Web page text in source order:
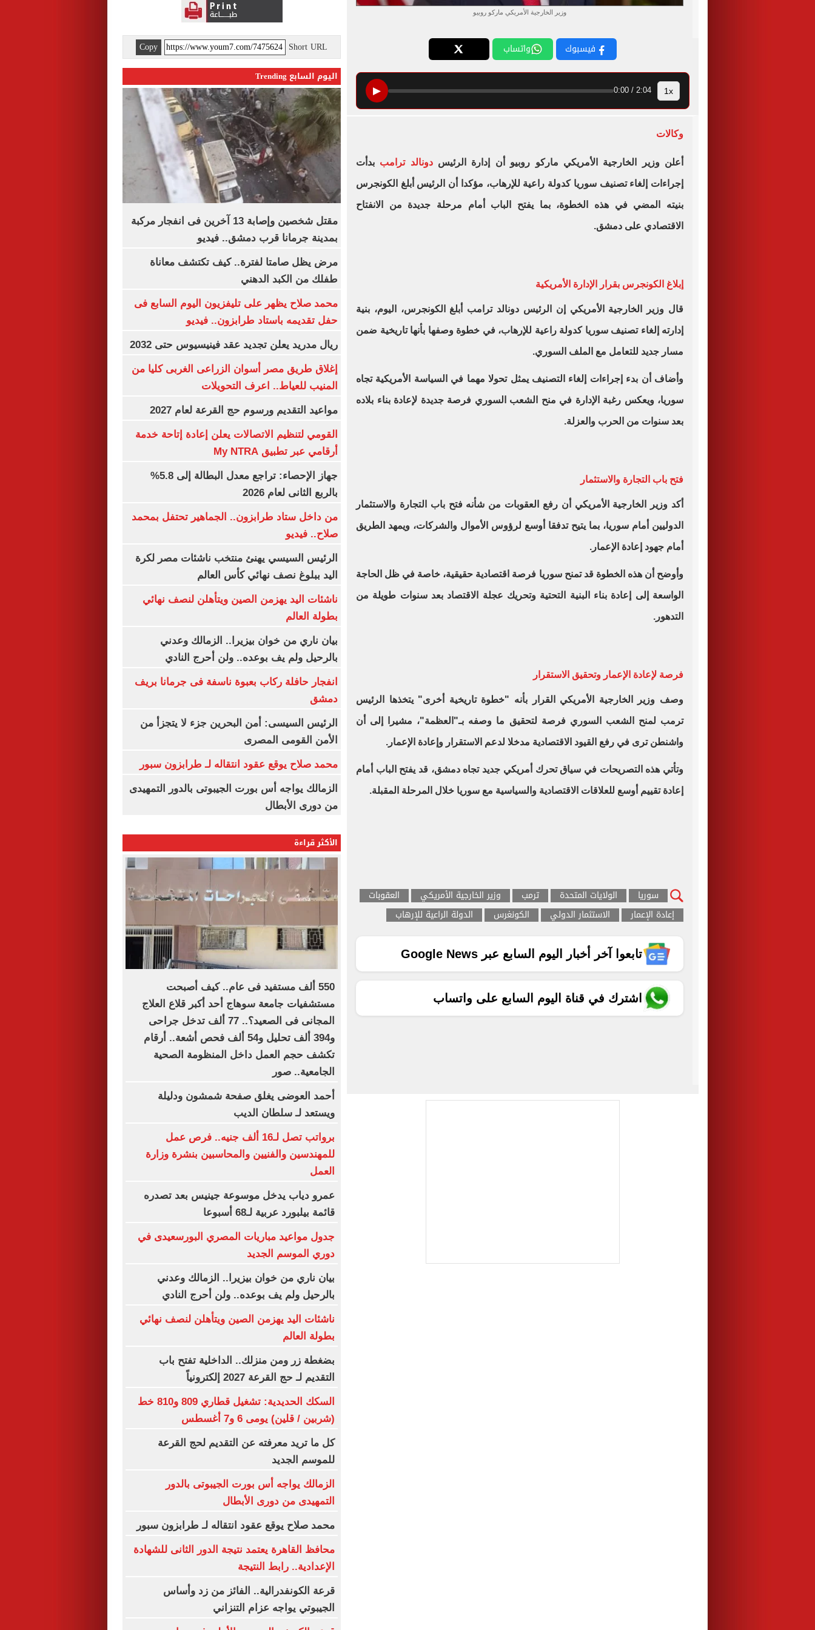
وزير الخارجية الأمريكي ماركو روبيو
فيسبوك واتساب
▶ 2:04 / 0:00 1x
وكالات
أعلن وزير الخارجية الأمريكي ماركو روبيو أن إدارة الرئيسدونالد ترامب بدأت
إجراءات إلغاء تصنيف سوريا كدولة راعية للإرهاب، مؤكدا أن الرئيس أبلغ الكونجرس
بنيته المضي في هذه الخطوة، بما يفتح الباب أمام مرحلة جديدة من الانفتاح
الاقتصادي على دمشق.
إبلاغ الكونجرس بقرار الإدارة الأمريكية
قال وزير الخارجية الأمريكي إن الرئيس دونالد ترامب أبلغ الكونجرس، اليوم، بنية
إدارته إلغاء تصنيف سوريا كدولة راعية للإرهاب، في خطوة وصفها بأنها تاريخية ضمن
مسار جديد للتعامل مع الملف السوري.
وأضاف أن بدء إجراءات إلغاء التصنيف يمثل تحولا مهما في السياسة الأمريكية تجاه
سوريا، ويعكس رغبة الإدارة في منح الشعب السوري فرصة جديدة لإعادة بناء بلاده
بعد سنوات من الحرب والعزلة.
فتح باب التجارة والاستثمار
أكد وزير الخارجية الأمريكي أن رفع العقوبات من شأنه فتح باب التجارة والاستثمار
الدوليين أمام سوريا، بما يتيح تدفقا أوسع لرؤوس الأموال والشركات، ويمهد الطريق
أمام جهود إعادة الإعمار.
وأوضح أن هذه الخطوة قد تمنح سوريا فرصة اقتصادية حقيقية، خاصة في ظل الحاجة
الواسعة إلى إعادة بناء البنية التحتية وتحريك عجلة الاقتصاد بعد سنوات طويلة من
التدهور.
فرصة لإعادة الإعمار وتحقيق الاستقرار
وصف وزير الخارجية الأمريكي القرار بأنه "خطوة تاريخية أخرى" يتخذها الرئيس
ترمب لمنح الشعب السوري فرصة لتحقيق ما وصفه بـ"العظمة"، مشيرا إلى أن
واشنطن ترى في رفع القيود الاقتصادية مدخلا لدعم الاستقرار وإعادة الإعمار.
وتأتي هذه التصريحات في سياق تحرك أمريكي جديد تجاه دمشق، قد يفتح الباب أمام
إعادة تقييم أوسع للعلاقات الاقتصادية والسياسية مع سوريا خلال المرحلة المقبلة.
سوريا الولايات المتحدة ترمب وزير الخارجية الأمريكي
العقوبات
إعادة الإعمار
الاستثمار الدولي الكونغرس الدولة الراعية للإرهاب
تابعوا آخر أخبار اليوم السابع عبر Google News
اشترك في قناة اليوم السابع على واتساب
Short URL
Copy
اليوم السابع Trending
مقتل شخصين وإصابة 13 آخرين فى انفجار مركبة
بمدينة جرمانا قرب دمشق.. فيديو
مرض يظل صامتا لفترة.. كيف تكتشف معاناة
طفلك من الكبد الدهني
محمد صلاح يظهر على تليفزيون اليوم السابع فى
حفل تقديمه باستاد طرابزون.. فيديو
ريال مدريد يعلن تجديد عقد فينيسيوس حتى 2032
إغلاق طريق مصر أسوان الزراعى الغربى كليا من
المنيب للعياط.. اعرف التحويلات
مواعيد التقديم ورسوم حج القرعة لعام 2027
القومي لتنظيم الاتصالات يعلن إعادة إتاحة خدمة
أرقامي عبر تطبيق My NTRA
جهاز الإحصاء: تراجع معدل البطالة إلى 5.8%
بالربع الثانى لعام 2026
من داخل ستاد طرابزون.. الجماهير تحتفل بمحمد
صلاح.. فيديو
الرئيس السيسي يهنئ منتخب ناشئات مصر لكرة
اليد ببلوغ نصف نهائي كأس العالم
ناشئات اليد يهزمن الصين ويتأهلن لنصف نهائي
بطولة العالم
بيان ناري من خوان بيزيرا.. الزمالك وعدني
بالرحيل ولم يف بوعده.. ولن أحرج النادي
انفجار حافلة ركاب بعبوة ناسفة فى جرمانا بريف
دمشق
الرئيس السيسى: أمن البحرين جزء لا يتجزأ من
الأمن القومى المصرى
محمد صلاح يوقع عقود انتقاله لـ طرابزون سبور
الزمالك يواجه أس بورت الجيبوتى بالدور التمهيدى
من دورى الأبطال
الأكثر قراءة
550 ألف مستفيد فى عام.. كيف أصبحت
مستشفيات جامعة سوهاج أحد أكبر قلاع العلاج
المجانى فى الصعيد؟.. 77 ألف تدخل جراحى
و394 ألف تحليل و54 ألف فحص أشعة.. أرقام
تكشف حجم العمل داخل المنظومة الصحية
الجامعية.. صور
أحمد العوضى يغلق صفحة شمشون ودليلة
ويستعد لـ سلطان الديب
برواتب تصل لـ16 ألف جنيه.. فرص عمل
للمهندسين والفنيين والمحاسبين بنشرة وزارة
العمل
عمرو دياب يدخل موسوعة جينيس بعد تصدره
قائمة بيلبورد عربية لـ68 أسبوعا
جدول مواعيد مباريات المصري البورسعيدى في
دوري الموسم الجديد
بيان ناري من خوان بيزيرا.. الزمالك وعدني
بالرحيل ولم يف بوعده.. ولن أحرج النادي
ناشئات اليد يهزمن الصين ويتأهلن لنصف نهائي
بطولة العالم
بضغطة زر ومن منزلك.. الداخلية تفتح باب
التقديم لـ حج القرعة 2027 إلكترونياً
السكك الحديدية: تشغيل قطاري 809 و810 خط
(شربين / قلين) يومى 6 و7 أغسطس
كل ما تريد معرفته عن التقديم لحج القرعة
للموسم الجديد
الزمالك يواجه أس بورت الجيبوتى بالدور
التمهيدى من دورى الأبطال
محمد صلاح يوقع عقود انتقاله لـ طرابزون سبور
محافظ القاهرة يعتمد نتيجة الدور الثانى للشهادة
الإعدادية.. رابط النتيجة
قرعة الكونفدرالية.. الفائز من زد وأساس
الجيبوتي يواجه عزام التنزاني